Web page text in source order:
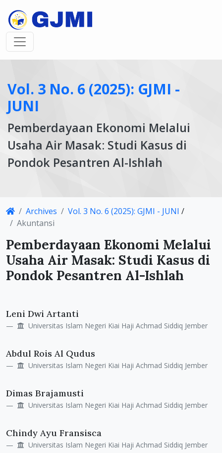
Vol. 3 No. 6 (2025): GJMI -
JUNI
Pemberdayaan Ekonomi Melalui
Usaha Air Masak: Studi Kasus di
Pondok Pesantren Al-Ishlah
DetailsArchives Vol. 3 No. 6 (2025): GJMI - JUNI /
Akuntansi
Pemberdayaan Ekonomi Melalui
Usaha Air Masak: Studi Kasus di
Pondok Pesantren Al-Ishlah
Article
Content
Leni Dwi Artanti
Universitas Islam Negeri Kiai Haji Achmad Siddiq Jember
Abdul Rois Al Qudus
Universitas Islam Negeri Kiai Haji Achmad Siddiq Jember
Dimas Brajamusti
Universitas Islam Negeri Kiai Haji Achmad Siddiq Jember
Chindy Ayu Fransisca
Universitas Islam Negeri Kiai Haji Achmad Siddiq Jember